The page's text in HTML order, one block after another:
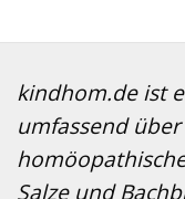
kindhom.de ist
umfassend
Salze und